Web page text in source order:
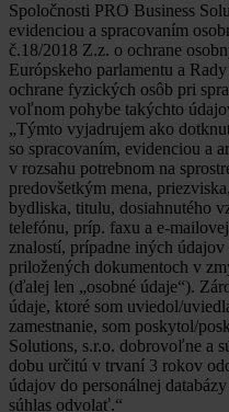
Spoločnosti PRO Business
evidenciou a spracovaním
č.18/2018 Z.z. o ochrane
Európskeho parlamentu a
ochrane fyzických osôb pri
voľnom pohybe takýchto
„Týmto vyjadrujem ako
so spracovaním, evidenciou a
v rozsahu potrebnom na
predovšetkým mena,
bydliska, titulu, dosiahnutého
telefónu, príp. faxu a e-
znalostí, prípadne iných
priložených dokumentoch v
(ďalej len „osobné údaje“).
údaje, ktoré som uviedol/
zamestnanie, som poskytol/
Solutions, s.r.o. dobrovoľne a
dobu určitú v trvaní 3 rokov
údajov do personálnej
súhlas odvolať.“